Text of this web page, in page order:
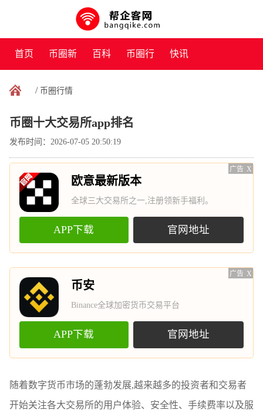
首页 币圈新
闻
百科 币圈行 快讯
/ 币圈行情
币圈十大交易所app排名
发布时间：2026-07-05 20:50:19
广告 X
欧意最新版本
全球三大交易所之一,注册领新手福利。
APP下载 官网地址
广告 X
币安
Binance全球加密货币交易平台
APP下载 官网地址
随着数字货币市场的蓬勃发展,越来越多的投资者和交易者
开始关注各大交易所的用户体验、安全性、手续费率以及服